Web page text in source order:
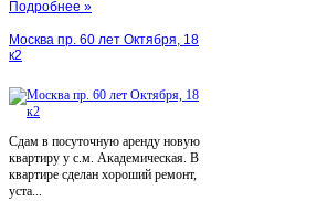
Подробнее »
Москва пр. 60 лет Октября, 18
к2
Сдам в посуточную аренду новую
квартиру у с.м. Академическая. В
квартире сделан хороший ремонт,
уста...